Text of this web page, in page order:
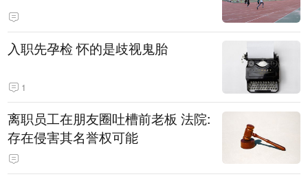
入职先孕检 怀的是歧视鬼胎
1
离职员工在朋友圈吐槽前老板 法院:
存在侵害其名誉权可能